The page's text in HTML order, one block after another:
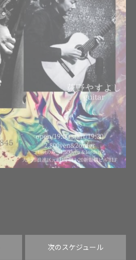
次のスケジュール